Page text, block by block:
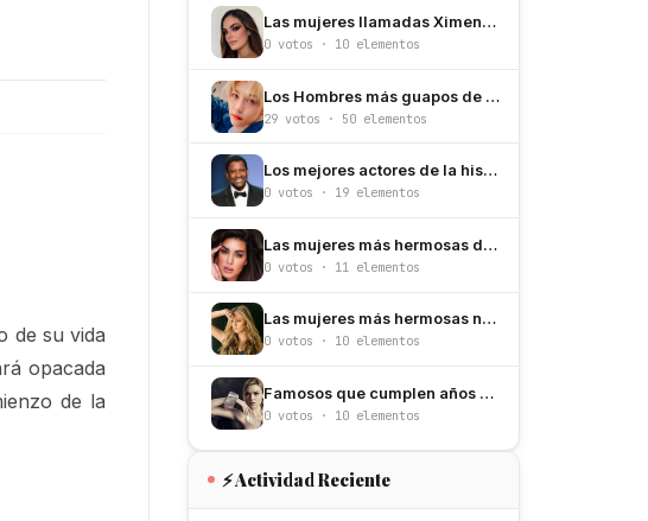
de su vida
opacada
de la
Las mujeres llamadas Ximena más hermosas
0 votos · 10 elementos
Los Hombres más guapos de Corea del Sur
29 votos · 50 elementos
Los mejores actores de la historia
0 votos · 19 elementos
Las mujeres más hermosas de Egipto
0 votos · 11 elementos
Las mujeres más hermosas nacidas un 9 de junio
0 votos · 10 elementos
Famosos que cumplen años el 17 de mayo
0 votos · 10 elementos
⚡ Actividad Reciente